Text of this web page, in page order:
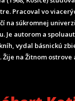
Pracoval vo
na súkromnej
Je autorom a
vydal básnickú
Žije na Žitnom ostrove